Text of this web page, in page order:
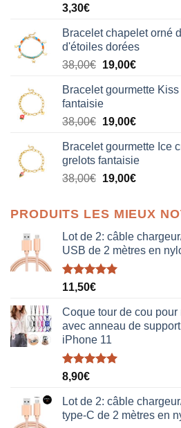
3,30€
Bracelet chapelet orné
d'étoiles dorées
38,00€ Le
initial
était :
38,00€.
19,00€Le
actuel
19,00€.
Bracelet gourmette
fantaisie
38,00€ Le
initial
était :
38,00€.
19,00€Le
actuel
est :
19,00€.
Bracelet gourmette Ice
grelots fantaisie
38,00€ Le
était :
38,00€.
19,00€Le
est :
19,00€.
PRODUITS LES MIEUX
Lot de 2: câble
USB de 2 mètres en
Note5.00
11,50€
Coque tour de cou
avec anneau de
iPhone 11
Note5.00
8,90€
Lot de 2: câble
type-C de 2 mètres en